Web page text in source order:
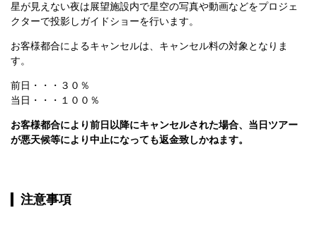
星が見えない夜は展望施設内で星空の写真や動画などをプロジェ
クターで投影しガイドショーを行います。
お客様都合によるキャンセルは、キャンセル料の対象となりま
す。
前日・・・３０％
当日・・・１００％
お客様都合により前日以降にキャンセルされた場合、当日ツアー
が悪天候等により中止になっても返金致しかねます。
注意事項